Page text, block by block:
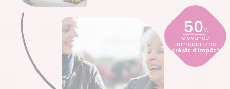
50%
d’avance
immédiate de
crédit d’impôt*